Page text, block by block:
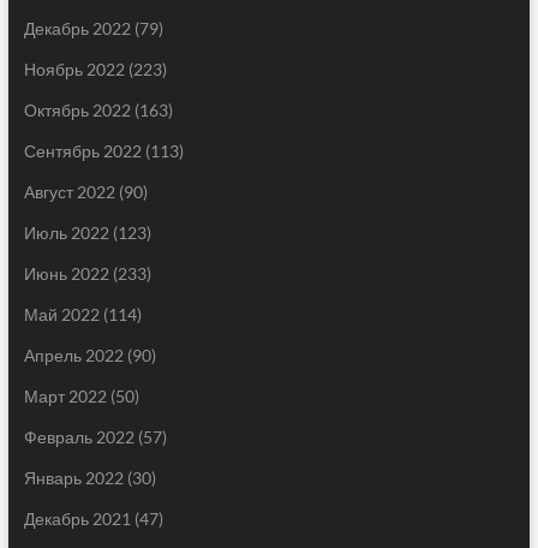
Декабрь 2022 (79)
Ноябрь 2022 (223)
Октябрь 2022 (163)
Сентябрь 2022 (113)
Август 2022 (90)
Июль 2022 (123)
Июнь 2022 (233)
Май 2022 (114)
Апрель 2022 (90)
Март 2022 (50)
Февраль 2022 (57)
Январь 2022 (30)
Декабрь 2021 (47)